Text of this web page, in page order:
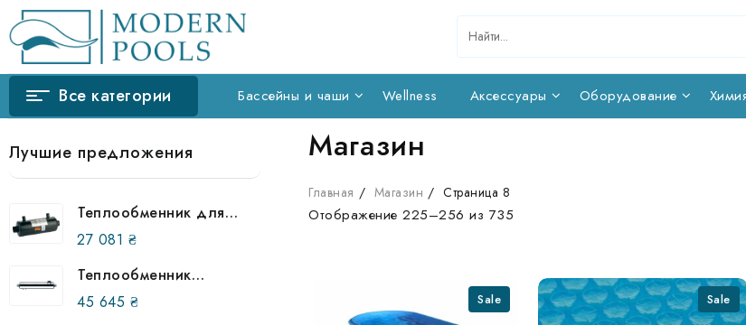
Skip
to
content
Все категории Бассейны и чаши Wellness Аксессуары Оборудование
Лучшие предложения
Теплообменник для
бассейна Behncke QWT
100-40, 305 003 00
27 081 ₴
Теплообменник
трубчатый AIC B 300 88
кВт, 870600
45 645 ₴
Магазин
Главная Магазин Страница 8
Отображение 225–256 из 735
Sale Sale